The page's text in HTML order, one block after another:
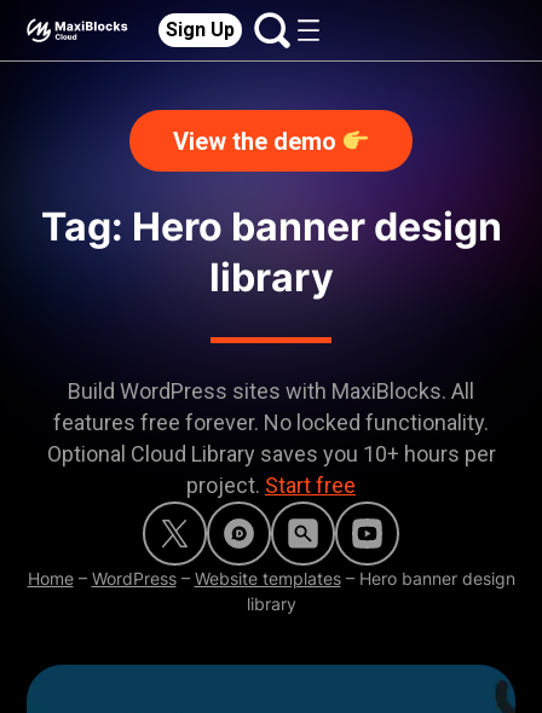
Sign Up
View the demo
Tag: Hero banner design
library
Build WordPress sites with MaxiBlocks. All
features free forever. No locked functionality.
Optional Cloud Library saves you 10+ hours per
project. Start free
Home– WordPress– Website templates– Hero banner design
library